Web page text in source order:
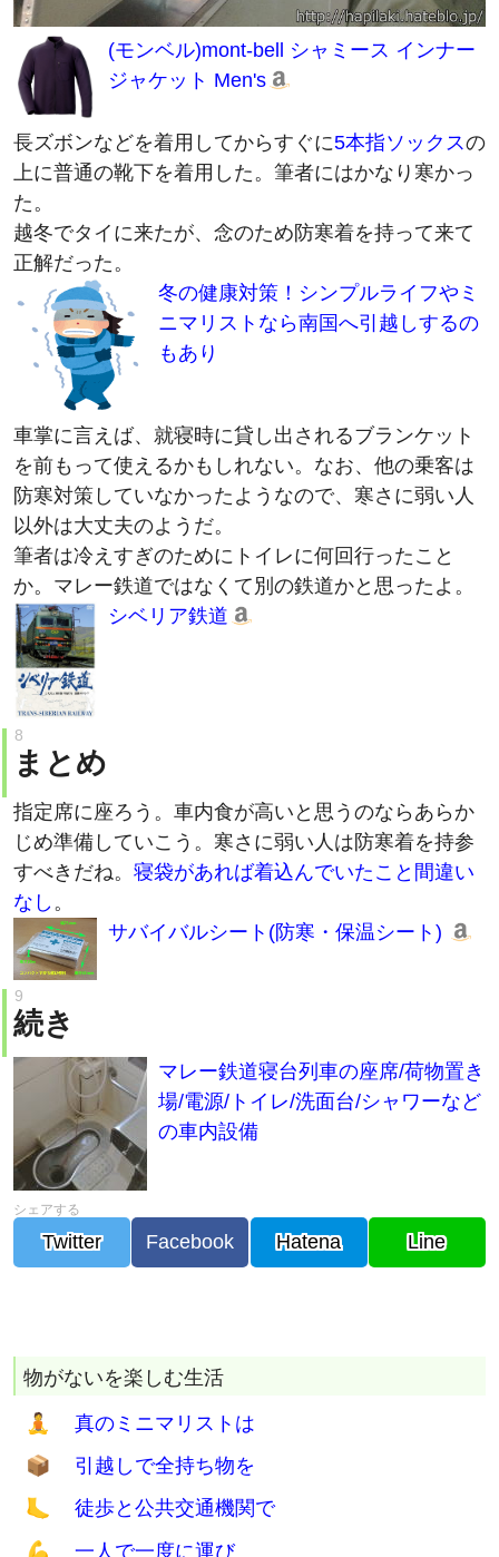
(モンベル)mont-bell シャミース インナー
ジャケット Men's
長ズボンなどを着用してからすぐに
上に普通の靴下を着用した。筆者にはかなり寒かっ
た。
越冬でタイに来たが、念のため防寒着を持って来て
正解だった。
ニマリストなら南国へ引越しするの
もあり
車掌に言えば、就寝時に貸し出されるブランケット
を前もって使えるかもしれない。なお、他の乗客は
防寒対策していなかったようなので、寒さに弱い人
以外は大丈夫のようだ。
筆者は冷えすぎのためにトイレに何回行ったこと
か。マレー鉄道ではなくて別の鉄道かと思ったよ。
シベリア鉄道
まとめ
指定席に座ろう。車内食が高いと思うのならあらか
じめ準備していこう。寒さに弱い人は防寒着を持参
すべきだね。寝袋があれば着込んでいたこと間違い
なし 。
続き
場/電源/トイレ/洗面台/シャワーなど
の車内設備